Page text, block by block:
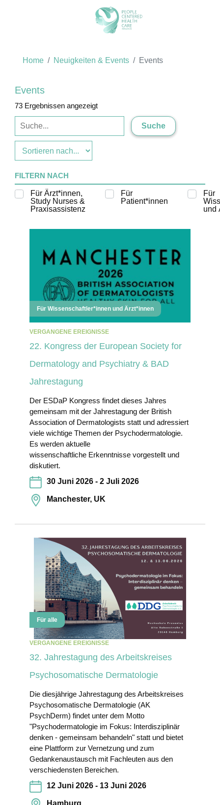
Home Neuigkeiten & Events Events
Events
73 Ergebnissen angezeigt
Suche
FILTERN NACH
Für Ärzt*innen,
Study Nurses &
Praxisassistenz
Für
Patient*innen
Für
und
Für Wissenschaftler*innen und Ärzt*innen
VERGANGENE EREIGNISSE
22. Kongress der European Society for
Dermatology and Psychiatry & BAD
Jahrestagung
Der ESDaP Kongress findet dieses Jahres
gemeinsam mit der Jahrestagung der British
Association of Dermatologists statt und adressiert
viele wichtige Themen der Psychodermatologie.
Es werden aktuelle
wissenschaftliche Erkenntnisse vorgestellt und
diskutiert.
30 Juni 2026 - 2 Juli 2026
Manchester, UK
Für alle
VERGANGENE EREIGNISSE
32. Jahrestagung des Arbeitskreises
Psychosomatische Dermatologie
Die diesjährige Jahrestagung des Arbeitskreises
Psychosomatische Dermatologie (AK
PsychDerm) findet unter dem Motto
"Psychodermatologie im Fokus: Interdisziplinär
denken - gemeinsam behandeln" statt und bietet
eine Plattform zur Vernetzung und zum
Gedankenaustausch mit Fachleuten aus den
verschiedensten Bereichen.
12 Juni 2026 - 13 Juni 2026
Hamburg